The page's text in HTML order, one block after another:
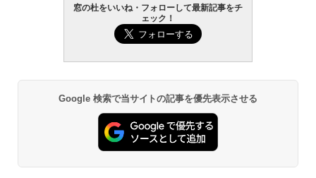
Robloxギフトカード - 1000 Robux 【限
定バーチャルアイテムを含む】 【オンラ
インゲームコード】 ロブロックス |オン
￥1,600
Robloxギフトカード - 2,000 Robux 【限
定バーチャルアイテムを含む】 【オンラ
インゲームコード】 ロブロックス | オン
1冊ですべて身につくHTML & CSSとWe
bデザイン入門講座［第2版］
￥1,292
ClaudeCode いちばんやさしい 教科書:
方 マニュアル AI副業にもコンテンツ作成
にもKindle出版にも！ 非エンジニアのた
めのAIコーディング入門シリーズ
￥99
Kindle Paperwhite シグニチャーエディ
ション (32GB) 7インチディスプレイ、明
ブラック
Amazon Kindle Paperwhite (16GB) 7イ
窓の杜をいいね・フォローして最新記事をチ
ェック！
Google 検索で当サイトの記事を優先表示させる